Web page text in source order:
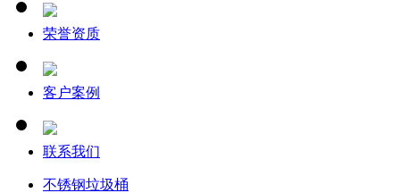
荣誉资质
客户案例
联系我们
不锈钢垃圾桶